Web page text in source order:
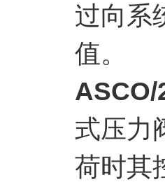
过向系
值。
ASCO/
式压力
荷时其